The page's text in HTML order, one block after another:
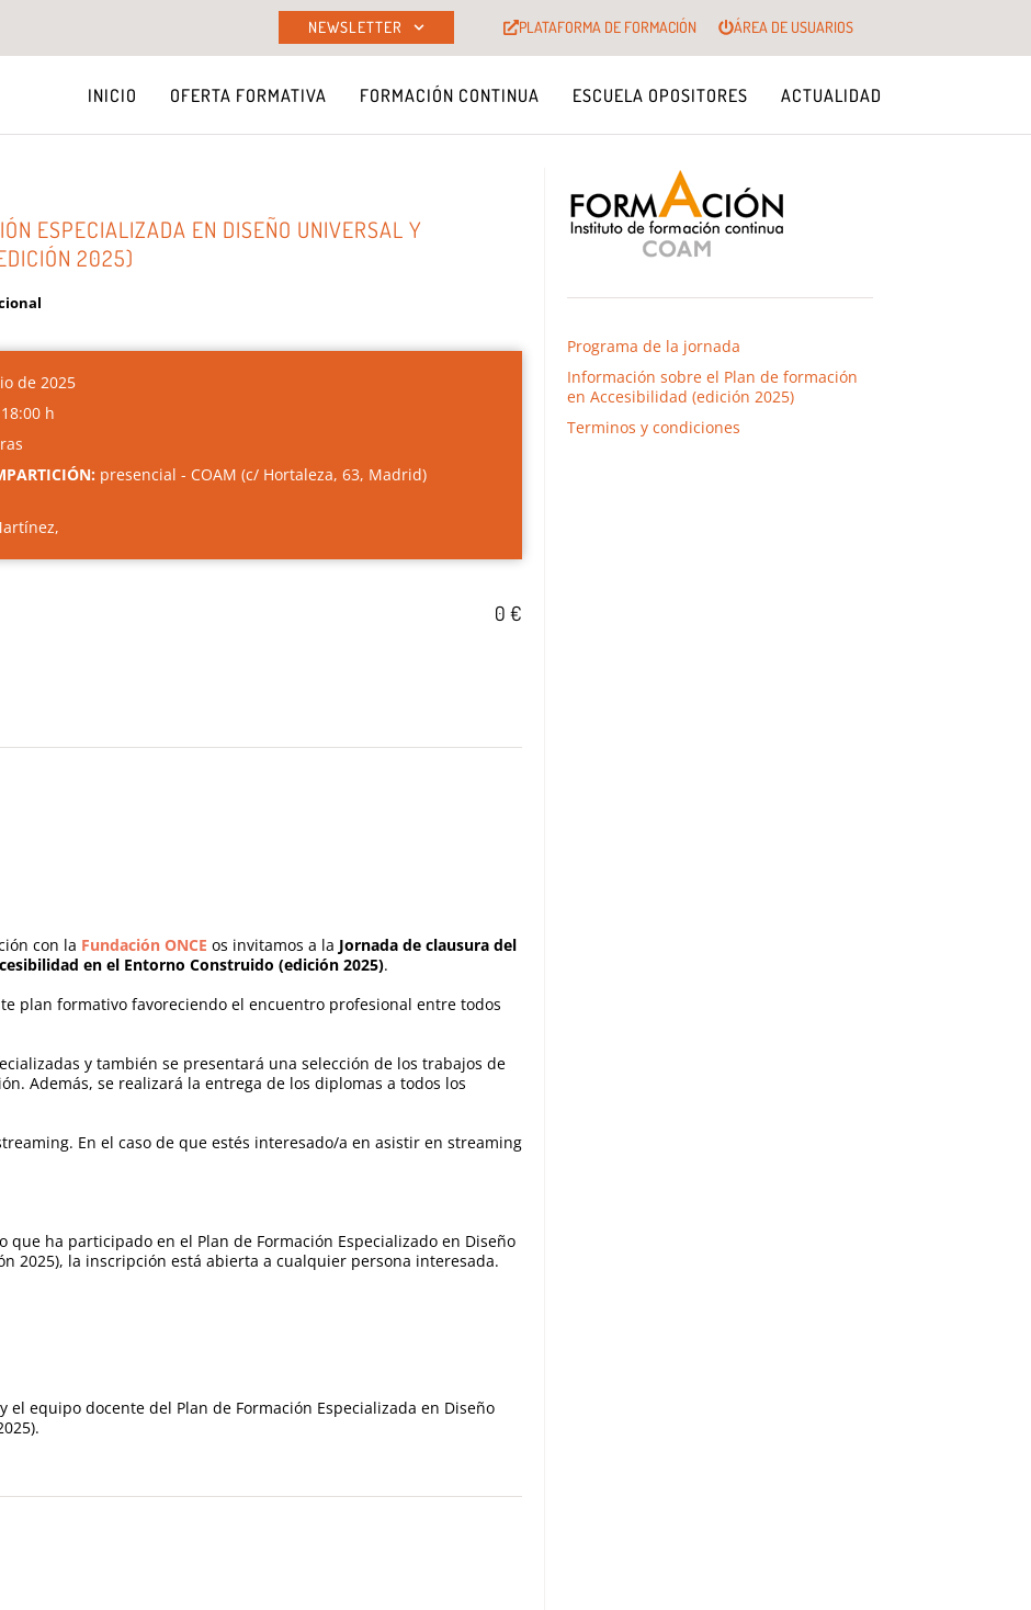
NEWSLETTER PLATAFORMA DE FORMACIÓN ÁREA DE USUARIOS
INICIO OFERTA FORMATIVA FORMACIÓN CONTINUA ESCUELA OPOSITORES ACTUALIDAD
ESPECIALIZADA EN DISEÑO UNIVERSAL Y
2025)
de 2025
h
presencial - COAM (c/ Hortaleza, 63, Madrid)
0 €
con la Fundación ONCE os invitamos a la Jornada de clausura del
en el Entorno Construido (edición 2025).
plan formativo favoreciendo el encuentro profesional entre todos
y también se presentará una selección de los trabajos de
Además, se realizará la entrega de los diplomas a todos los
En el caso de que estés interesado/a en asistir en streaming
ha participado en el Plan de Formación Especializado en Diseño
2025), la inscripción está abierta a cualquier persona interesada.
equipo docente del Plan de Formación Especializada en Diseño
Programa de la jornada
Información sobre el Plan de formación
en Accesibilidad (edición 2025)
Terminos y condiciones